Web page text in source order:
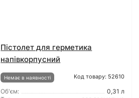
Пістолет для герметика
напівкорпусний
Немає в наявності Код товару: 52610
Об'єм:
0,31 л